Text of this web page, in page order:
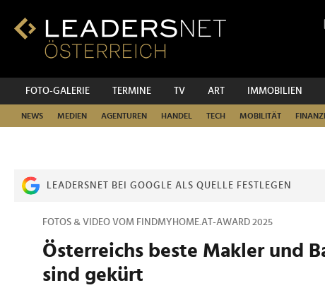
Inhalt
Fußzeilen-
FOTO-GALERIE TERMINE TV ART IMMOBILIEN
NEWS MEDIEN AGENTUREN HANDEL TECH MOBILITÄT
LEADERSNET BEI GOOGLE ALS QUELLE FESTLEGEN
FOTOS & VIDEO VOM FINDMYHOME.AT-AWARD 2025
Österreichs beste Makler und
sind gekürt